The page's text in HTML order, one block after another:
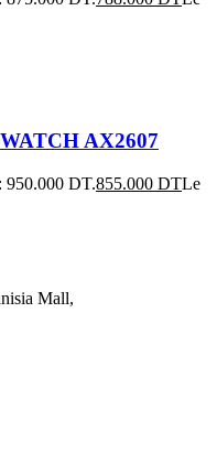
AX2607
950.000 DT.855.000 DTLe
Mall,